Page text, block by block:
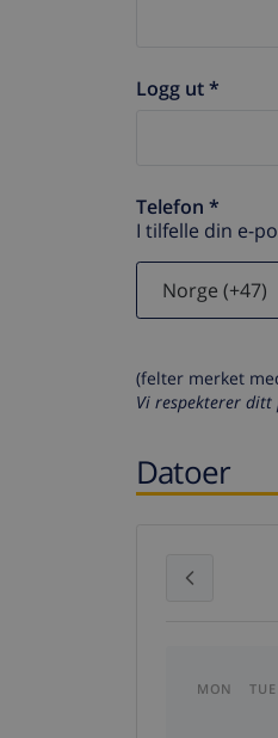
Logg ut *
Telefon *
I tilfelle din e-
(felter merket
Vi respekterer ditt
Datoer
MON TUE